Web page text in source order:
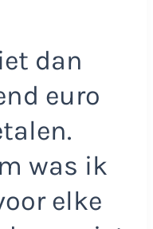
dan
euro
was ik
elke